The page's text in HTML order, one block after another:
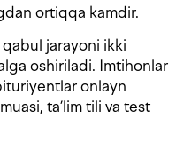
ortiqqa kamdir.
jarayoni ikki
oshiriladi. Imtihonlar
onlayn
ta’lim tili va test